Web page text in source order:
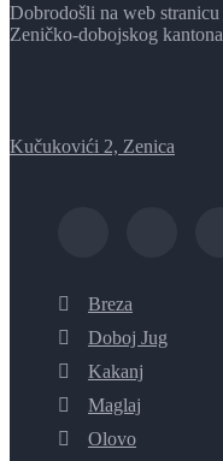
Dobrodošli na web stranicu
Zeničko-dobojskog kantona
Kučukovići 2, Zenica
Breza
Doboj Jug
Kakanj
Maglaj
Olovo